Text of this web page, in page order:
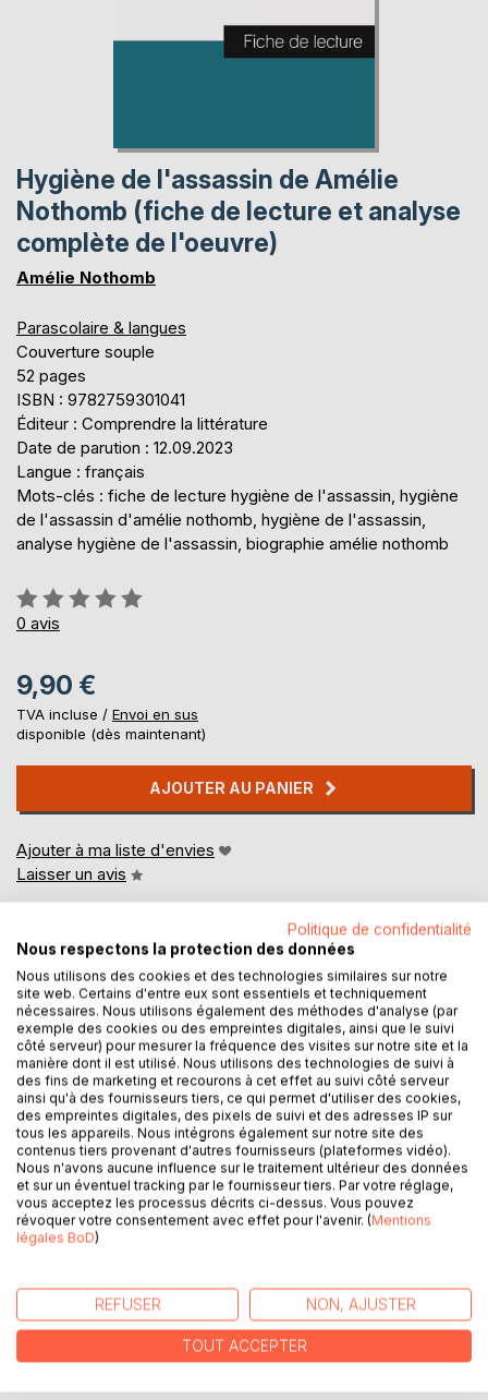
Hygiène de l'assassin de Amélie
Nothomb (fiche de lecture et analyse
complète de l'oeuvre)
Amélie Nothomb
Parascolaire & langues
Couverture souple
52 pages
ISBN : 9782759301041
Éditeur : Comprendre la littérature
Date de parution : 12.09.2023
Langue : français
Mots-clés : fiche de lecture hygiène de l'assassin, hygiène
de l'assassin d'amélie nothomb, hygiène de l'assassin,
analyse hygiène de l'assassin, biographie amélie nothomb
Évaluation:
0%
0 avis
9,90 €
TVA incluse / Envoi en sus
disponible (dès maintenant)
AJOUTER AU PANIER
Ajouter à ma liste d'envies
Laisser un avis
DESCRIPTION
Venez découvrir le roman d'Amélie Nothomb grâce à une
analyse littéraire de référence !
Écrite par un spécialiste universitaire, cette fiche de lecture
est recommandée par de nombreux enseignants. Cet
ouvrage contient la biographie de l'écrivain, le résumé
détaillé, le mouvement littéraire, le contexte de publication
Retrouvez tous nos titres sur : www.fichedelecture.fr.
Politique de confidentialité
Nous respectons la protection des données
Nous utilisons des cookies et des technologies similaires sur notre
site web. Certains d'entre eux sont essentiels et techniquement
nécessaires. Nous utilisons également des méthodes d'analyse (par
exemple des cookies ou des empreintes digitales, ainsi que le suivi
côté serveur) pour mesurer la fréquence des visites sur notre site et la
manière dont il est utilisé. Nous utilisons des technologies de suivi à
des fins de marketing et recourons à cet effet au suivi côté serveur
ainsi qu'à des fournisseurs tiers, ce qui permet d'utiliser des cookies,
des empreintes digitales, des pixels de suivi et des adresses IP sur
tous les appareils. Nous intégrons également sur notre site des
contenus tiers provenant d'autres fournisseurs (plateformes vidéo).
Nous n'avons aucune influence sur le traitement ultérieur des données
et sur un éventuel tracking par le fournisseur tiers. Par votre réglage,
vous acceptez les processus décrits ci-dessus. Vous pouvez
révoquer votre consentement avec effet pour l'avenir. (Mentions
légales BoD)
REFUSER NON, AJUSTER
TOUT ACCEPTER